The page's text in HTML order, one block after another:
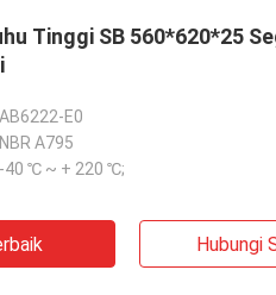
Tinggi SB 560*620*25
AB6222-E0
NBR A795
-40 ℃ ~ + 220 ℃;
Hubungi